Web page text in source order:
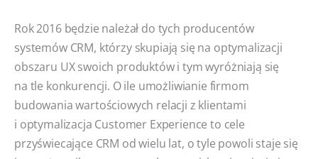
Rok 2016 będzie należał do tych producentów
systemów CRM, którzy skupiają się na optymalizacji
obszaru UX swoich produktów i tym wyróżniają się
na tle konkurencji. O ile umożliwianie firmom
budowania wartościowych relacji z klientami
i optymalizacja Customer Experience to cele
przyświecające CRM od wielu lat, o tyle powoli staje się